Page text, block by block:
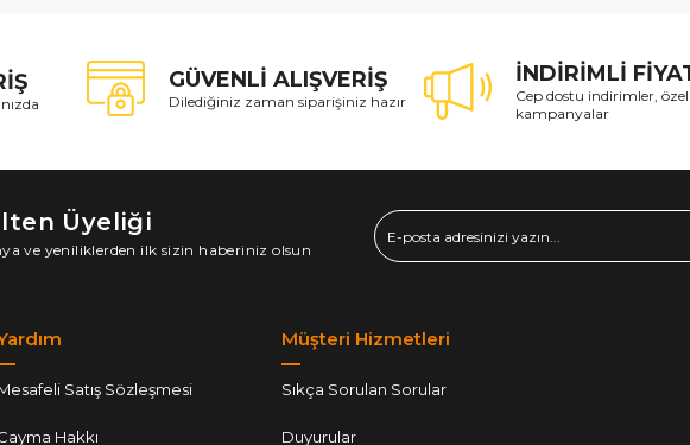
GÜVENLİ ALIŞVERİŞ
Dilediğiniz zaman siparişiniz hazır
İNDİRİMLİ
Cep dostu indirimler, özel
kampanyalar
Üyeliği
ve yeniliklerden ilk sizin haberiniz olsun
Satış Sözleşmesi
Hakkı
Müşteri Hizmetleri
Sıkça Sorulan Sorular
Duyurular